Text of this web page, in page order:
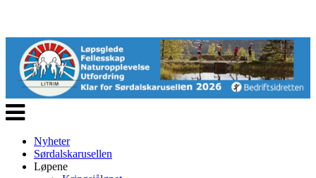
Veksle
navigasjon
Nyheter
Sørdalskarusellen
Løpene